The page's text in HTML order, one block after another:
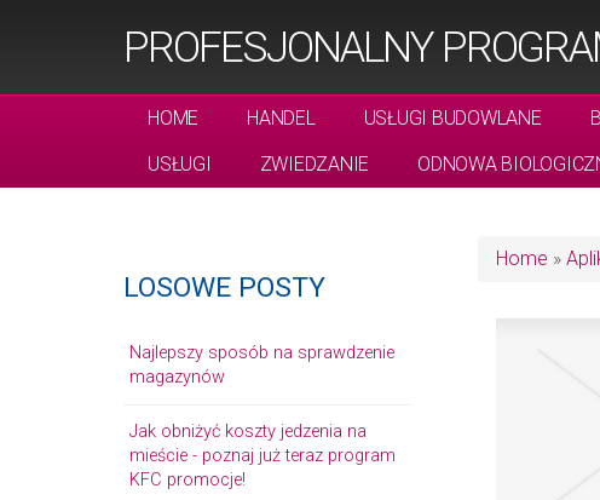
PROFESJONALNY
HOME HANDEL USŁUGI BUDOWLANE
USŁUGI
ZWIEDZANIE ODNOWA
LOSOWE POSTY
Najlepszy sposób na sprawdzenie
magazynów
Jak obniżyć koszty jedzenia na
mieście - poznaj już teraz program
KFC promocje!
Home »